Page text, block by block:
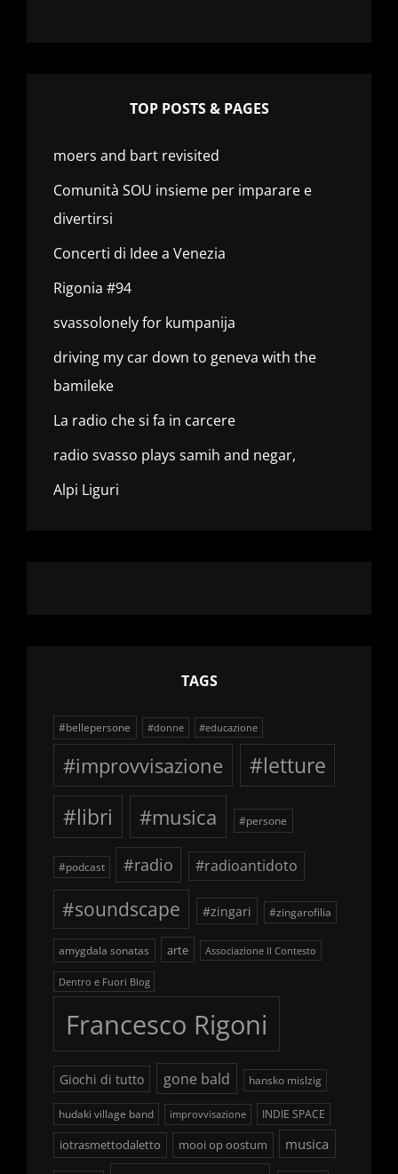
TOP POSTS & PAGES
moers and bart revisited
Comunità SOU insieme per imparare e
divertirsi
Concerti di Idee a Venezia
Rigonia #94
svassolonely for kumpanija
driving my car down to geneva with the
bamileke
La radio che si fa in carcere
radio svasso plays samih and negar,
Alpi Liguri
TAGS
#bellepersone #donne #educazione
#improvvisazione
#letture
#libri
#musica #persone
#podcast #radio #radioantidoto
#soundscape #zingari #zingarofilia
amygdala sonatas arte Associazione Il Contesto
Dentro e Fuori Blog
Francesco Rigoni
Giochi di tutto gone bald hansko mislzig
hudaki village band improvvisazione INDIE SPACE
iotrasmettodaletto mooi op oostum musica